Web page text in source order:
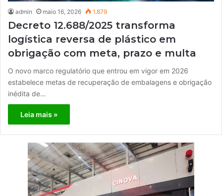
admin maio 16, 2026 1.879
Decreto 12.688/2025 transforma
logística reversa de plástico em
obrigação com meta, prazo e multa
O novo marco regulatório que entrou em vigor em 2026
estabelece metas de recuperação de embalagens e obrigação
inédita de…
Leia mais »